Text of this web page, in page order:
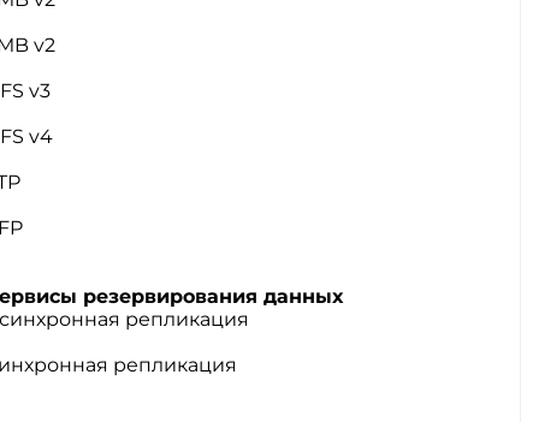
v2
v3
v4
резервирования данных
репликация
репликация